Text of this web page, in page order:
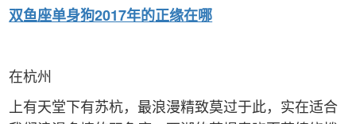
双鱼座单身狗2017年的正缘在哪
在杭州
上有天堂下有苏杭，最浪漫精致莫过于此，实在适合